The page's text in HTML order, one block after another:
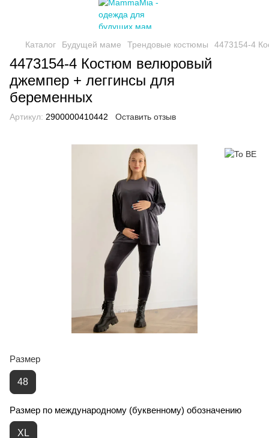
Каталог Будущей маме Трендовые костюмы 4473154-4
4473154-4 Костюм велюровый
джемпер + леггинсы для
беременных
Артикул: 2900000410442 Оставить отзыв
Размер
48
Размер по международному (буквенному) обозначению
XL